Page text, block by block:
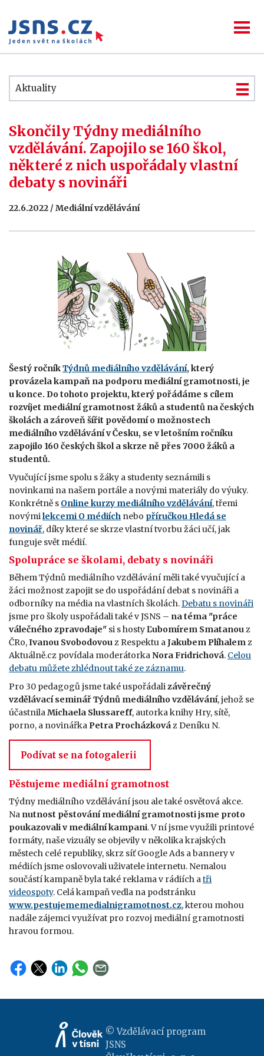
Aktuality
Skončily Týdny mediálního
vzdělávání. Zapojilo se 160 škol,
některé z nich uspořádaly vlastní
debaty s novináři
22.6.2022 / Mediální vzdělávání
Šestý ročníkTýdnů mediálního vzdělávání, který
provázela kampaň na podporu mediální gramotnosti, je
u konce. Do tohoto projektu, který pořádáme s cílem
rozvíjet mediální gramotnost žáků a studentů na českých
školách a zároveň šířit povědomí o možnostech
mediálního vzdělávání v Česku, se v letošním ročníku
zapojilo 160 českých škol a skrze ně přes 7000 žáků a
studentů.
Vyučující jsme spolu s žáky a studenty seznámili s
novinkami na našem portále a novými materiály do výuky.
Konkrétně s Online kurzy mediálního vzdělávání, třemi
novýmilekcemi O médiích nebo příručkou Hledá se
novinář, díky které se skrze vlastní tvorbu žáci učí, jak
funguje svět médií.
Spolupráce se školami, debaty s novináři
Během Týdnů mediálního vzdělávání měli také vyučující a
žáci možnost zapojit se do uspořádání debat s novináři a
odborníky na média na vlastních školách.Debatu s novináři
jsme pro školy uspořádali také v JSNS – na téma "práce
válečného zpravodaje" si s hostyĽubomírem Smatanouz
ČRo,Ivanou Svobodovouz Respektu aJakubem Plíhalemz
Aktuálně.cz povídala moderátorkaNora Fridrichová. Celou
debatu můžete zhlédnout také ze záznamu.
Pro 30 pedagogů jsme také uspořádalizávěrečný
vzdělávací seminář Týdnů mediálního vzdělávání, jehož se
účastnilaMichaela Slussareff, autorka knihy Hry, sítě,
porno, a novinářka Petra Procházkováz Deníku N.
Podívat se na fotogalerii
Pěstujeme mediální gramotnost
Týdny mediálního vzdělávání jsou ale také osvětová akce.
Na nutnost pěstování mediální gramotnosti jsme proto
poukazovali v mediální kampani. V ní jsme využili printové
formáty, naše vizuály se objevily v několika krajských
městech celé republiky, skrz síť Google Ads a bannery v
médiích jsme oslovovali uživatele internetu. Nemalou
součástí kampaně byla také reklama v rádiích atři
videospoty. Celá kampaň vedla na podstránku
www.pestujememedialnigramotnost.cz, kterou mohou
nadále zájemci využívat pro rozvoj mediální gramotnosti
hravou formou.
© Vzdělávací program
JSNS